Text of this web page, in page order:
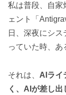
私は普段、自家
ェント「
日、深夜にシ
っていた時、あ
それは、 AIライ
く、AIが差し